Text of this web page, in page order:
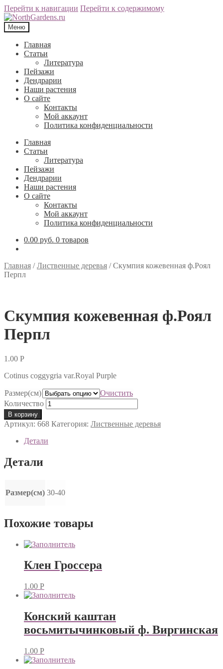
Перейти к навигации Перейти к содержимому
Меню
Главная
Статьи
Литература
Пейзажи
Дендрарии
Наши растения
О сайте
Контакты
Мой аккаунт
Политика конфиденциальности
Главная
Статьи
Литература
Пейзажи
Дендрарии
Наши растения
О сайте
Контакты
Мой аккаунт
Политика конфиденциальности
0.00 руб. 0 товаров
Главная /Лиственные деревья /Скумпия кожевенная ф.Роял
Перпл
Скумпия кожевенная ф.Роял
Перпл
1.00 Р
Cotinus coggygria var.Royal Purple
Размер(см)
Очистить
Количество
В корзину
Артикул: 668 Категория: Лиственные деревья
Детали
Детали
Размер(см) 30-40
Похожие товары
Клен Гроссера
1.00 Р
Конский каштан
восьмитычинковый ф. Виргинская
1.00 Р